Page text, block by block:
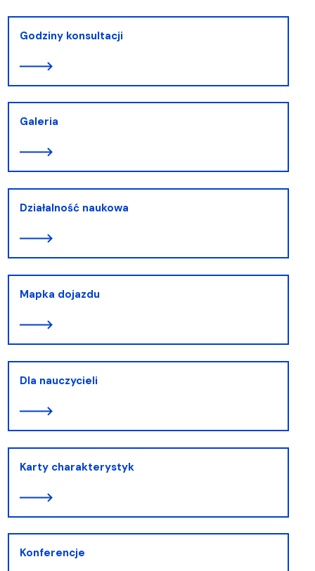
Godziny konsultacji
Galeria
Działalność naukowa
Mapka dojazdu
Dla nauczycieli
Karty charakterystyk
Konferencje